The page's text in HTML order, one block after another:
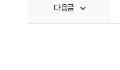
다음글